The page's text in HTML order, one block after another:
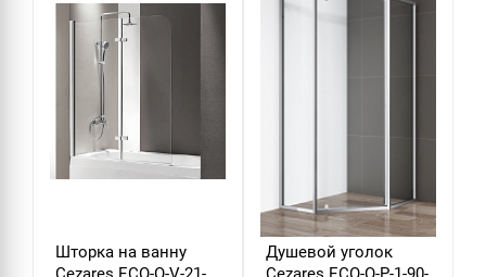
Шторка на ванну
Душевой уголок